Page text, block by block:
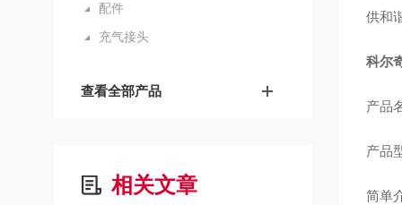
配件
充气接头
查看全部产品
相关文章
供和
科尔
产品
产品
简单